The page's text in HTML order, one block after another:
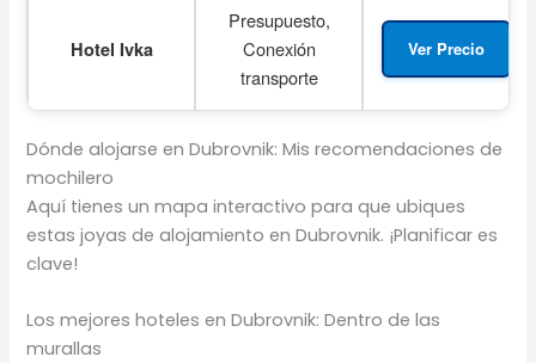
Hotel Ivka
Presupuesto,
Conexión
transporte
Ver Precio
Dónde alojarse en Dubrovnik: Mis recomendaciones de
mochilero
Aquí tienes un mapa interactivo para que ubiques
estas joyas de alojamiento en Dubrovnik. ¡Planificar es
clave!
Los mejores hoteles en Dubrovnik: Dentro de las
murallas